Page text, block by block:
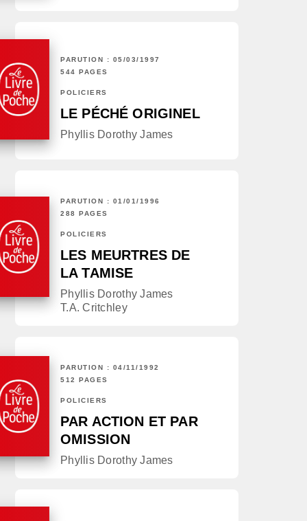
PARUTION : 05/03/1997
544 PAGES
POLICIERS
LE PÉCHÉ ORIGINEL
Phyllis Dorothy James
PARUTION : 01/01/1996
288 PAGES
POLICIERS
LES MEURTRES DE
LA TAMISE
Phyllis Dorothy James
T.A. Critchley
PARUTION : 04/11/1992
512 PAGES
POLICIERS
PAR ACTION ET PAR
OMISSION
Phyllis Dorothy James